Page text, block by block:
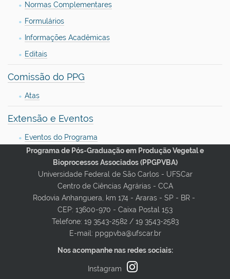
Normas Complementares
Formulários
Informações Acadêmicas
Editais
Comissão do PPG
Atas
Extensão e Eventos
Eventos do Programa
Egressos em destaque
Contato
Programa de Pós-Graduação em Produção Vegetal e
Bioprocessos Associados (PPGPVBA)
Universidade Federal de São Carlos - UFSCar
Centro de Ciências Agrárias - CCA
Rodovia Anhanguera, km 174 - Araras - SP - BR -
CEP: 13600-970 - Caixa Postal 153
Telefone: 19 3543-2582 / 19 3543-2583
E-mail: ppgpvba@ufscar.br
Nos acompanhe nas redes sociais:
Instagram